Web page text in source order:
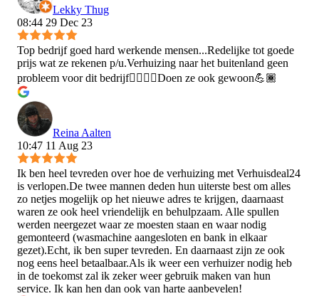
Lekky Thug
08:44 29 Dec 23
Top bedrijf goed hard werkende mensen...Redelijke tot goede
prijs wat ze rekenen p/u.Verhuizing naar het buitenland geen
probleem voor dit bedrijf👍🏾👍🏾Doen ze ook gewoon💪🏾
Reina Aalten
10:47 11 Aug 23
Ik ben heel tevreden over hoe de verhuizing met Verhuisdeal24
is verlopen.De twee mannen deden hun uiterste best om alles
zo netjes mogelijk op het nieuwe adres te krijgen, daarnaast
waren ze ook heel vriendelijk en behulpzaam. Alle spullen
werden neergezet waar ze moesten staan en waar nodig
gemonteerd (wasmachine aangesloten en bank in elkaar
gezet).Echt, ik ben super tevreden. En daarnaast zijn ze ook
nog eens heel betaalbaar.Als ik weer een verhuizer nodig heb
in de toekomst zal ik zeker weer gebruik maken van hun
service. Ik kan hen dan ook van harte aanbevelen!